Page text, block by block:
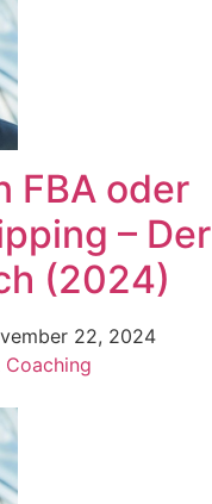
FBA oder
– Der
(2024)
22, 2024